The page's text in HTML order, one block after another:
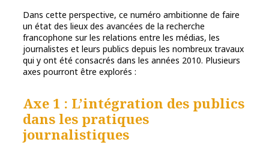
Dans cette perspective, ce numéro ambitionne de faire
un état des lieux des avancées de la recherche
francophone sur les relations entre les médias, les
journalistes et leurs publics depuis les nombreux travaux
qui y ont été consacrés dans les années 2010. Plusieurs
axes pourront être explorés :
Axe 1 : L’intégration des publics
dans les pratiques
journalistiques